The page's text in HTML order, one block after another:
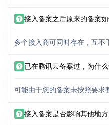
接入备案之后原来的备案如
多个接入商可同时存在，互不
已在腾讯云备案过，为什么
可能由于您的备案未按照要求
接入备案是否影响其他地方